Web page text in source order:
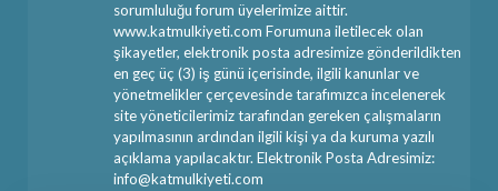
sorumluluğu forum üyelerimize aittir.
www.katmulkiyeti.com Forumuna iletilecek olan
şikayetler, elektronik posta adresimize gönderildikten
en geç üç (3) iş günü içerisinde, ilgili kanunlar ve
yönetmelikler çerçevesinde tarafımızca incelenerek
site yöneticilerimiz tarafından gereken çalışmaların
yapılmasının ardından ilgili kişi ya da kuruma yazılı
açıklama yapılacaktır. Elektronik Posta Adresimiz:
info@katmulkiyeti.com